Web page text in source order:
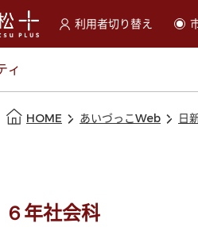
利用者切り替え
選択すると利用者の切
ィ
HOME あいづっこWeb 日
６年社会科